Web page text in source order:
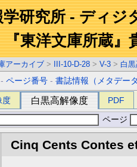
学研究所 - ディジ
『東洋文庫所蔵』
アーカイブ > III-10-D-28 > V-3 > 白
-ページ番号 -書誌情報（メタデー
度 白黒高解像度 PDF
ページ
Cinq Cents Contes